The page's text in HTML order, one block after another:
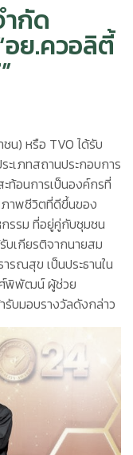
กัด
อย.ควอลิตี้
หรือ TVO ได้รับ
ะเภทสถานประกอบการ
ท้อนการเป็นองค์กรที่
าพชีวิตที่ดีขึ้นของ
กรรม ที่อยู่คู่กับชุมชน
บเกียรติจากนายสม
รณสุข เป็นประธานใน
ศ์พิพัฒน์ ผู้ช่วย
รับมอบรางวัลดังกล่าว